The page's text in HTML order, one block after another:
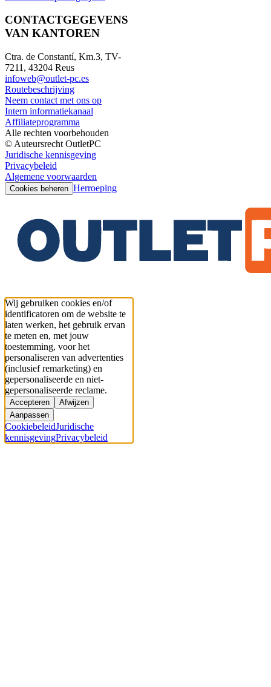
CONTACTGEGEVENS
VAN KANTOREN
Ctra. de Constantí, Km.3, TV-
7211, 43204 Reus
infoweb@outlet-pc.es
Routebeschrijving
Neem contact met ons op
Intern informatiekanaal
Affiliateprogramma
Alle rechten voorbehouden
© Auteursrecht OutletPC
Juridische kennisgeving
Privacybeleid
Algemene voorwaarden
Cookies beheren Herroeping
Wij gebruiken cookies en/of
identificatoren om de website te
laten werken, het gebruik ervan
te meten en, met jouw
toestemming, voor het
personaliseren van advertenties
(inclusief remarketing) en
gepersonaliseerde en niet-
gepersonaliseerde reclame.
Accepteren
Afwijzen
Aanpassen
CookiebeleidJuridische
kennisgevingPrivacybeleid